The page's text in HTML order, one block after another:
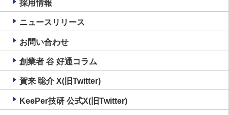
採用情報
ニュースリリース
お問い合わせ
創業者 谷 好通コラム
賀来 聡介 X(旧Twitter)
KeePer技研 公式X(旧Twitter)